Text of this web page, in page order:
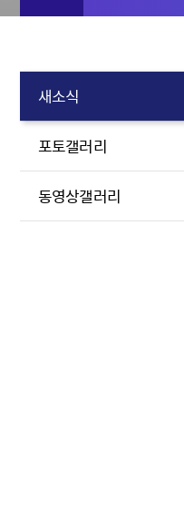
새소식
포토갤러리
동영상갤러리